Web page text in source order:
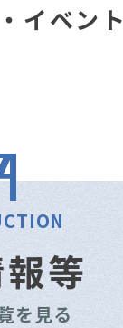
イベント
等
を見る